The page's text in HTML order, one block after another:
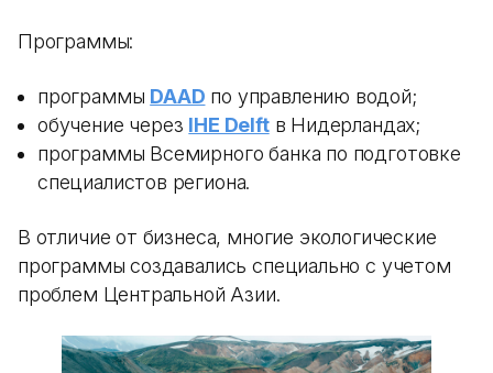
Программы:
программы DAAD по управлению водой;
обучение через IHE Delftв Нидерландах;
программы Всемирного банка по подготовке
специалистов региона.
В отличие от бизнеса, многие экологические
программы создавались специально с учетом
проблем Центральной Азии.